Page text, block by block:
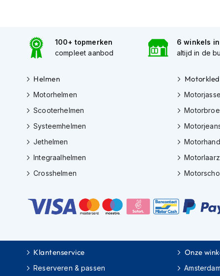
motorbroeken
Gore-
motorbroeken
Kevlar
motorbroeken
Cargo
motorbroeken
Motorjeans
Motorpakken
Dames
Eendelig
motorpak
Tweedelig
100+ topmerken
compleet aanbod
6 winkels in
altijd in de
Helmen
Motorhelmen
Scooterhelmen
Systeemhelmen
Jethelmen
Integraalhelmen
Crosshelmen
Klantenservice
Reserveren & passen
Onze
Amsterdam